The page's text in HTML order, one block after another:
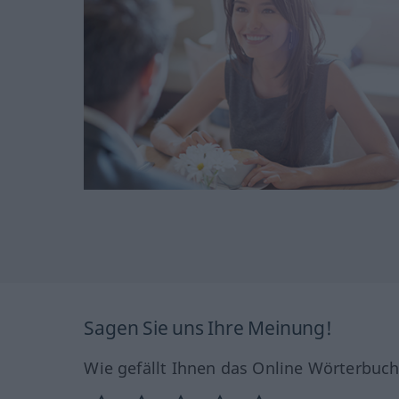
Sagen Sie uns Ihre Meinung!
Wie gefällt Ihnen das Online